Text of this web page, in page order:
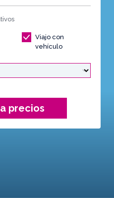
Viajo con
vehículo
precios